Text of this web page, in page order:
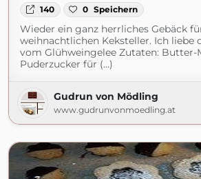
140 0 Speichern
Wieder ein ganz herrliches Gebäck
weihnachtlichen Keksteller. Ich liebe
vom Glühweingelee Zutaten: Butter-
Puderzucker für (...)
Gudrun von Mödling
www.gudrunvonmoedling.at